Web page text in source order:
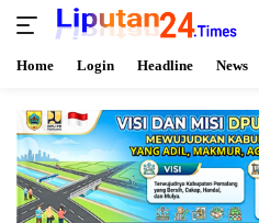
konten
Home Login Headline News